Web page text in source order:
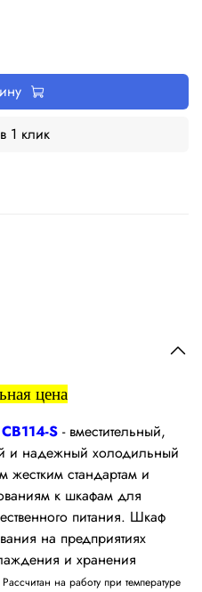
1 клик
цена
CB114-S - вместительный,
и надежный холодильный
жестким стандартам и
к шкафам для
питания. Шкаф
на предприятиях
и хранения
Рассчитан на работу при температуре